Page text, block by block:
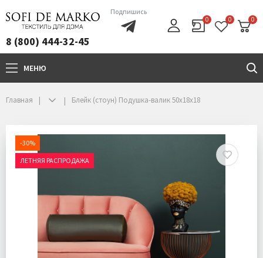
8 (800) 444-32-45
Подпишись
0 0 0
МЕНЮ
Главная Блейк (стоун) Подушка-валик 50х18х18
-30%
ЛЕТНЯЯ РАСПРОДАЖА